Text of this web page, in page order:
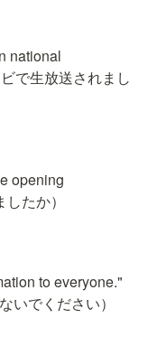
national
で生放送されまし
opening
たか）
to everyone."
いでください）